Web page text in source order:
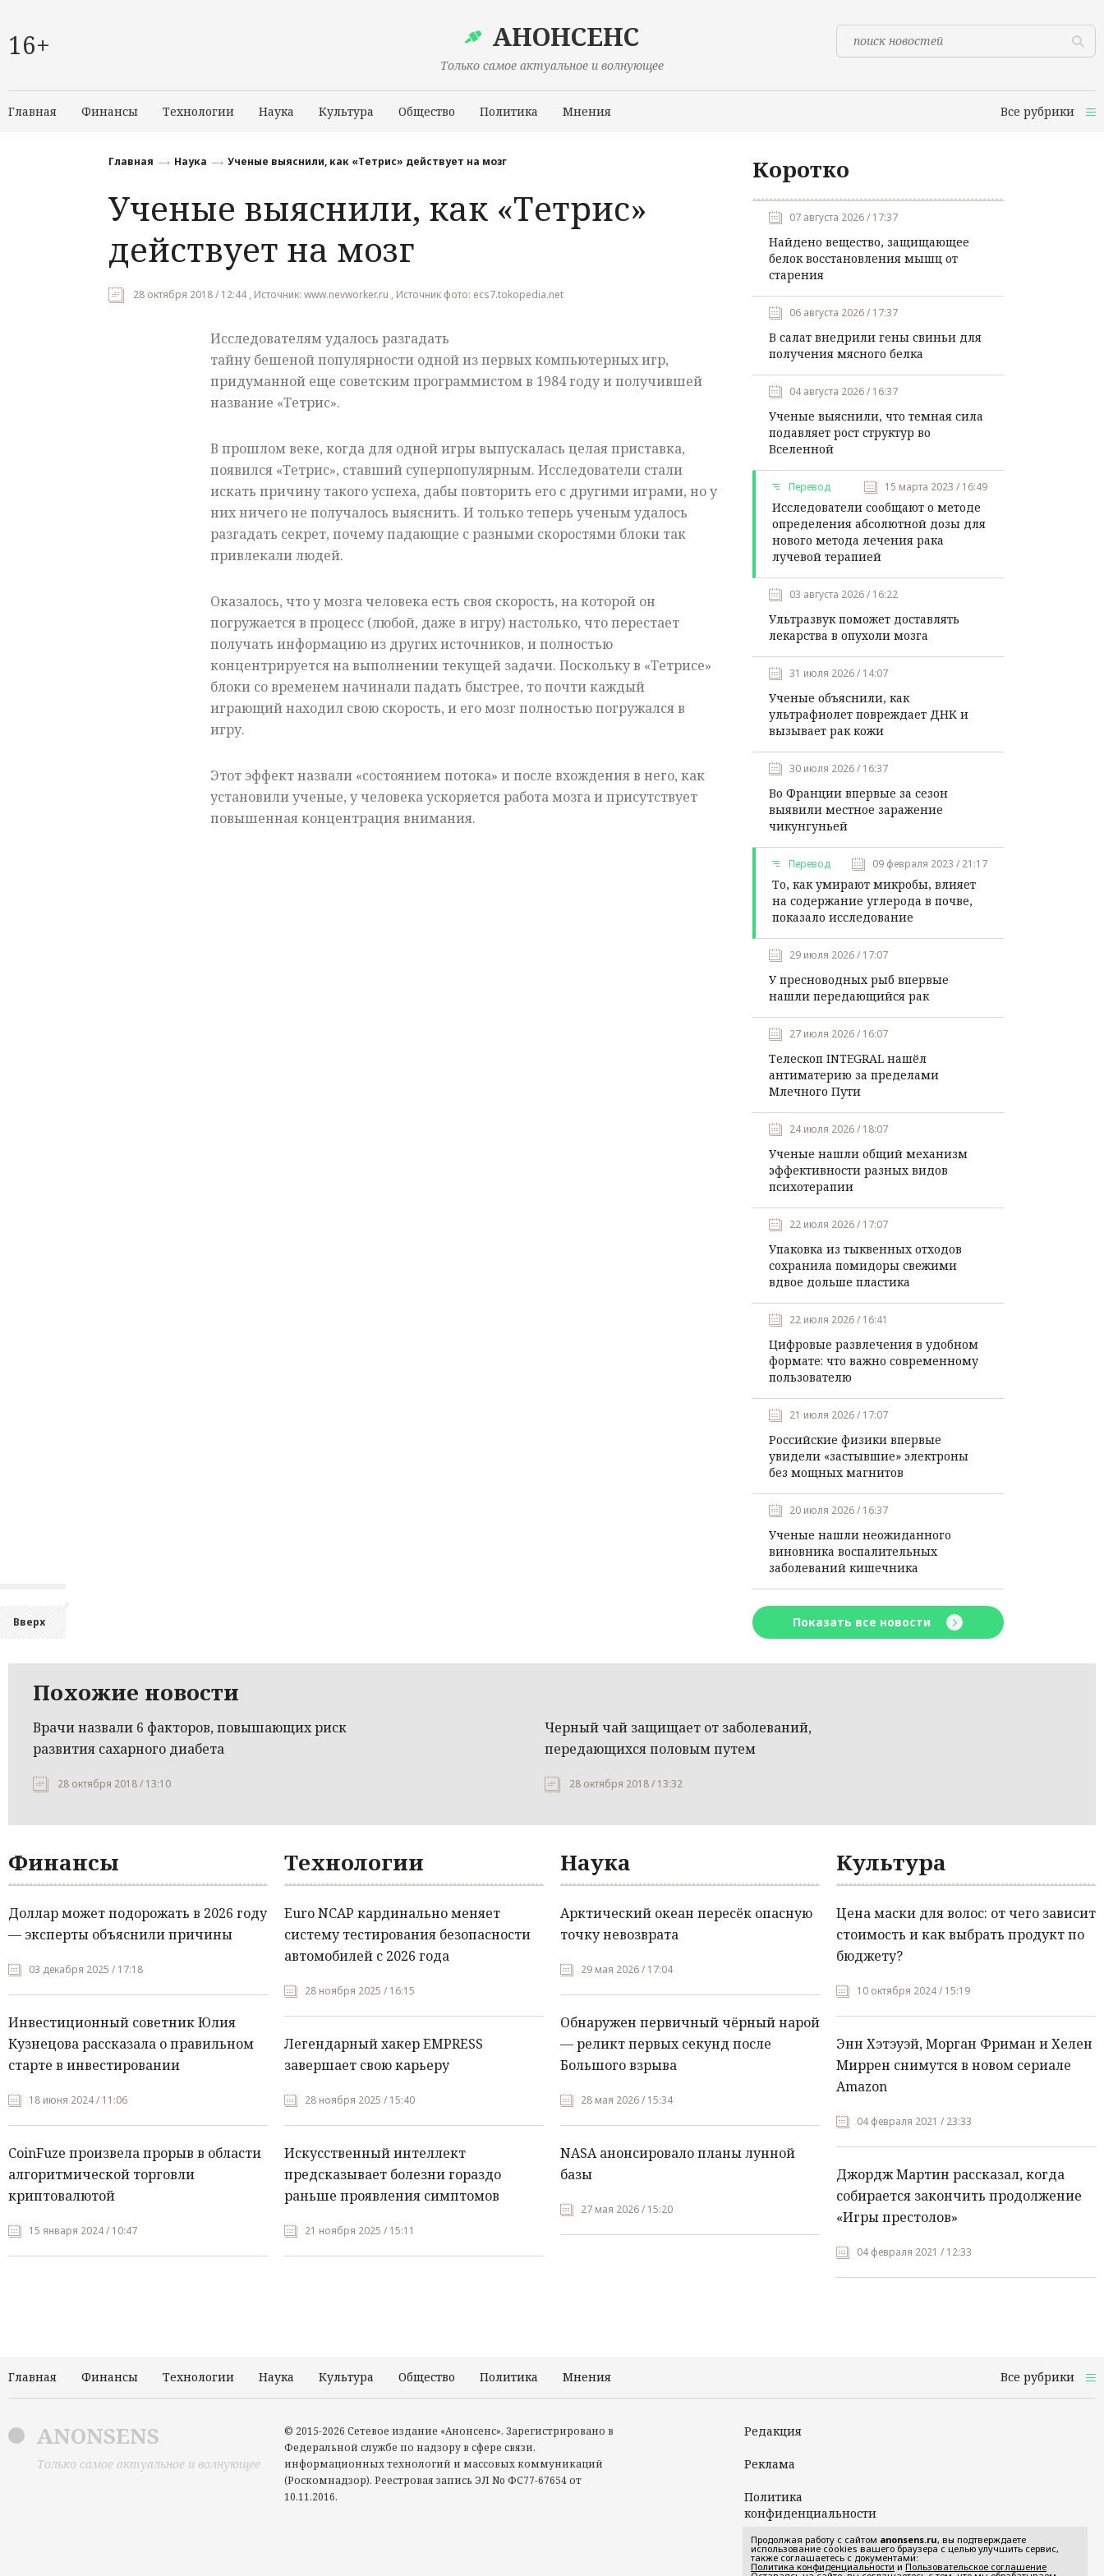
16+ АНОНСЕНС
Только самое актуальное и волнующее
Главная Финансы Технологии Наука Культура Общество Политика Мнения Все рубрики
Вверх
Главная Наука Ученые выяснили, как «Тетрис» действует на мозг
Ученые выяснили, как «Тетрис»
действует на мозг
28 октября 2018 / 12:44 , Источник: www.nevworker.ru , Источник фото: ecs7.tokopedia.net
Исследователям удалось разгадать
тайну бешеной популярности одной из первых компьютерных игр,
придуманной еще советским программистом в 1984 году и получившей
название «Тетрис».
В прошлом веке, когда для одной игры выпускалась целая приставка,
появился «Тетрис», ставший суперпопулярным. Исследователи стали
искать причину такого успеха, дабы повторить его с другими играми, но у
них ничего не получалось выяснить. И только теперь ученым удалось
разгадать секрет, почему падающие с разными скоростями блоки так
привлекали людей.
Оказалось, что у мозга человека есть своя скорость, на которой он
погружается в процесс (любой, даже в игру) настолько, что перестает
получать информацию из других источников, и полностью
концентрируется на выполнении текущей задачи. Поскольку в «Тетрисе»
блоки со временем начинали падать быстрее, то почти каждый
играющий находил свою скорость, и его мозг полностью погружался в
игру.
Этот эффект назвали «состоянием потока» и после вхождения в него, как
установили ученые, у человека ускоряется работа мозга и присутствует
повышенная концентрация внимания.
Коротко
07 августа 2026 / 17:37
Найдено вещество, защищающее
белок восстановления мышц от
старения
06 августа 2026 / 17:37
В салат внедрили гены свиньи для
получения мясного белка
04 августа 2026 / 16:37
Ученые выяснили, что темная сила
подавляет рост структур во
Вселенной
Перевод 15 марта 2023 / 16:49
Исследователи сообщают о методе
определения абсолютной дозы для
нового метода лечения рака
лучевой терапией
03 августа 2026 / 16:22
Ультразвук поможет доставлять
лекарства в опухоли мозга
31 июля 2026 / 14:07
Ученые объяснили, как
ультрафиолет повреждает ДНК и
вызывает рак кожи
30 июля 2026 / 16:37
Во Франции впервые за сезон
выявили местное заражение
чикунгуньей
Перевод 09 февраля 2023 / 21:17
То, как умирают микробы, влияет
на содержание углерода в почве,
показало исследование
29 июля 2026 / 17:07
У пресноводных рыб впервые
нашли передающийся рак
27 июля 2026 / 16:07
Телескоп INTEGRAL нашёл
антиматерию за пределами
Млечного Пути
24 июля 2026 / 18:07
Ученые нашли общий механизм
эффективности разных видов
психотерапии
22 июля 2026 / 17:07
Упаковка из тыквенных отходов
сохранила помидоры свежими
вдвое дольше пластика
22 июля 2026 / 16:41
Цифровые развлечения в удобном
формате: что важно современному
пользователю
21 июля 2026 / 17:07
Российские физики впервые
увидели «застывшие» электроны
без мощных магнитов
20 июля 2026 / 16:37
Ученые нашли неожиданного
виновника воспалительных
заболеваний кишечника
Показать все новости
Похожие новости
Врачи назвали 6 факторов, повышающих риск
развития сахарного диабета
28 октября 2018 / 13:10
Черный чай защищает от заболеваний,
передающихся половым путем
28 октября 2018 / 13:32
Финансы
Доллар может подорожать в 2026 году
— эксперты объяснили причины
03 декабря 2025 / 17:18
Инвестиционный советник Юлия
Кузнецова рассказала о правильном
старте в инвестировании
18 июня 2024 / 11:06
CoinFuze произвела прорыв в области
алгоритмической торговли
криптовалютой
15 января 2024 / 10:47
Технологии
Euro NCAP кардинально меняет
систему тестирования безопасности
автомобилей с 2026 года
28 ноября 2025 / 16:15
Легендарный хакер EMPRESS
завершает свою карьеру
28 ноября 2025 / 15:40
Искусственный интеллект
предсказывает болезни гораздо
раньше проявления симптомов
21 ноября 2025 / 15:11
Наука
Арктический океан пересёк опасную
точку невозврата
29 мая 2026 / 17:04
Обнаружен первичный чёрный нарой
— реликт первых секунд после
Большого взрыва
28 мая 2026 / 15:34
NASA анонсировало планы лунной
базы
27 мая 2026 / 15:20
Культура
Цена маски для волос: от чего зависит
стоимость и как выбрать продукт по
бюджету?
10 октября 2024 / 15:19
Энн Хэтэуэй, Морган Фриман и Хелен
Миррен снимутся в новом сериале
Amazon
04 февраля 2021 / 23:33
Джордж Мартин рассказал, когда
собирается закончить продолжение
«Игры престолов»
04 февраля 2021 / 12:33
Главная Финансы Технологии Наука Культура Общество Политика Мнения Все рубрики
ANONSENS
Только самое актуальное и волнующее
© 2015-2026 Сетевое издание «Анонсенс». Зарегистрировано в
Федеральной службе по надзору в сфере связи,
информационных технологий и массовых коммуникаций
(Роскомнадзор). Реестровая запись ЭЛ No ФС77-67654 от
10.11.2016.
Редакция
Реклама
Политика
конфиденциальности
Пользовательское
соглашение
Продолжая работу с сайтом anonsens.ru, вы подтверждаете
использование cookies вашего браузера с целью улучшить сервис,
также соглашаетесь с документами:
Политика конфиденциальности и Пользовательское соглашение